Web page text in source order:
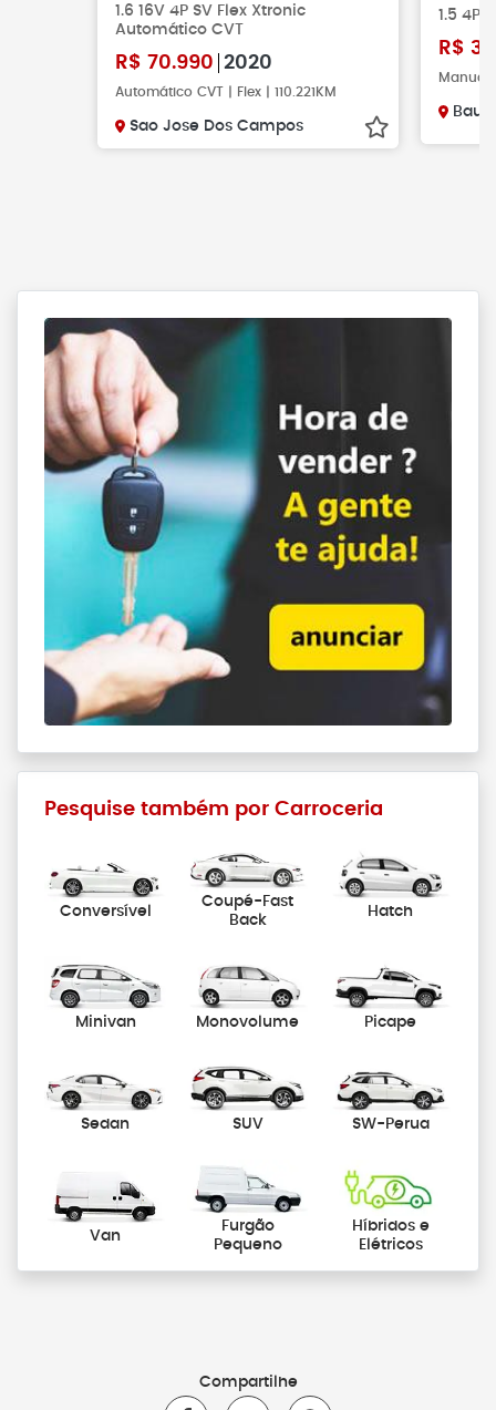
1.6 16V 4P SV Flex Xtronic
Automático CVT
R$ 70.990 2020
Automático CVT | Flex | 110.221KM
Sao Jose Dos Campos
1.5 4P
R$
Manual
Pesquise também por Carroceria
Conversível
Coupé-Fast
Back
Hatch
Minivan Monovolume Picape
Sedan SUV SW-Perua
Van
Furgão
Pequeno
Híbridos e
Elétricos
Compartilhe